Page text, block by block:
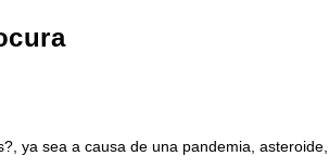
ya sea a causa de una pandemia, asteroide,